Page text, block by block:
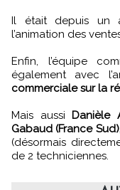
Il était depuis un
l’animation des
Enfin, l’équipe
également avec
commerciale sur la
Mais aussi
Danièle
Gabaud (France
(désormais
de 2 techniciennes.